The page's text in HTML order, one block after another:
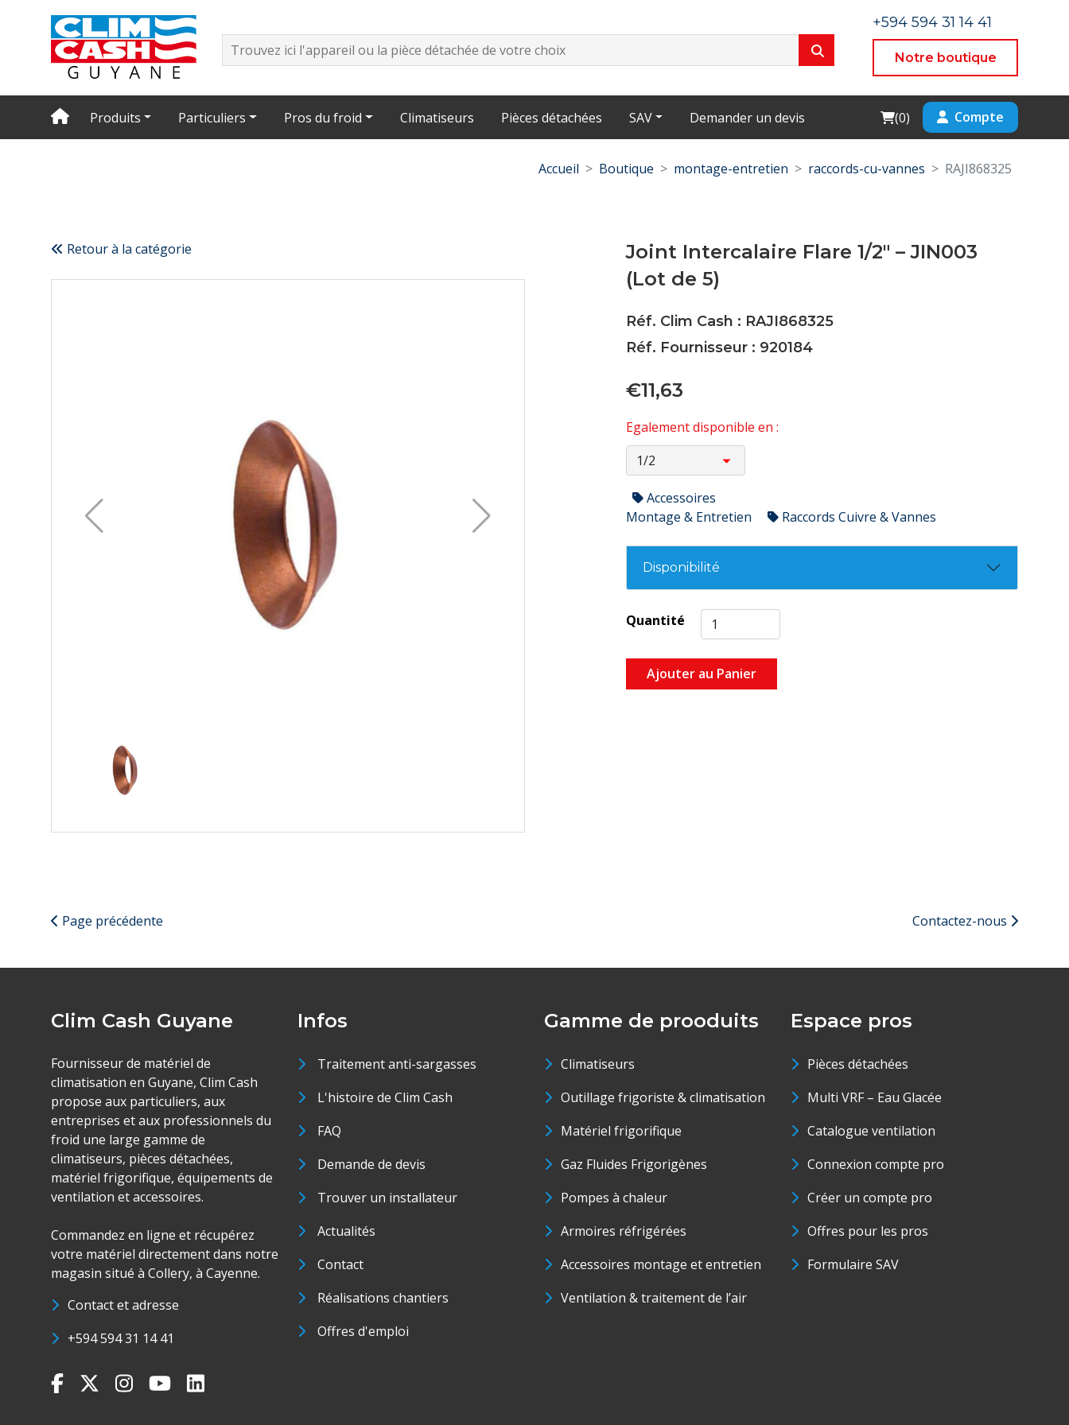
+594 594 31 14 41
Notre boutique
Produits Particuliers Pros du froid Climatiseurs Pièces détachées SAV Demander un devis Cart
(0) Compte
Accueil Boutique montage-entretien raccords-cu-vannes RAJI868325
Retour à la catégorie
Joint Intercalaire Flare 1/2" – JIN003
(Lot de 5)
Réf. Clim Cash : RAJI868325
Réf. Fournisseur : 920184
€11,63
Egalement disponible en :
Accessoires
Montage & Entretien
Raccords Cuivre & Vannes
Disponibilité
Quantité
Ajouter au Panier
Page précédente Contactez-nous
Clim Cash Guyane
Fournisseur de matériel de
climatisation en Guyane, Clim Cash
propose aux particuliers, aux
entreprises et aux professionnels du
froid une large gamme de
climatiseurs, pièces détachées,
matériel frigorifique, équipements de
ventilation et accessoires.
Commandez en ligne et récupérez
votre matériel directement dans notre
magasin situé à Collery, à Cayenne.
Contact et adresse
+594 594 31 14 41
Infos
Traitement anti-sargasses
L'histoire de Clim Cash
FAQ
Demande de devis
Trouver un installateur
Actualités
Contact
Réalisations chantiers
Offres d'emploi
Gamme de prooduits
Climatiseurs
Outillage frigoriste & climatisation
Matériel frigorifique
Gaz Fluides Frigorigènes
Pompes à chaleur
Armoires réfrigérées
Accessoires montage et entretien
Ventilation & traitement de l’air
Espace pros
Pièces détachées
Multi VRF – Eau Glacée
Catalogue ventilation
Connexion compte pro
Créer un compte pro
Offres pour les pros
Formulaire SAV